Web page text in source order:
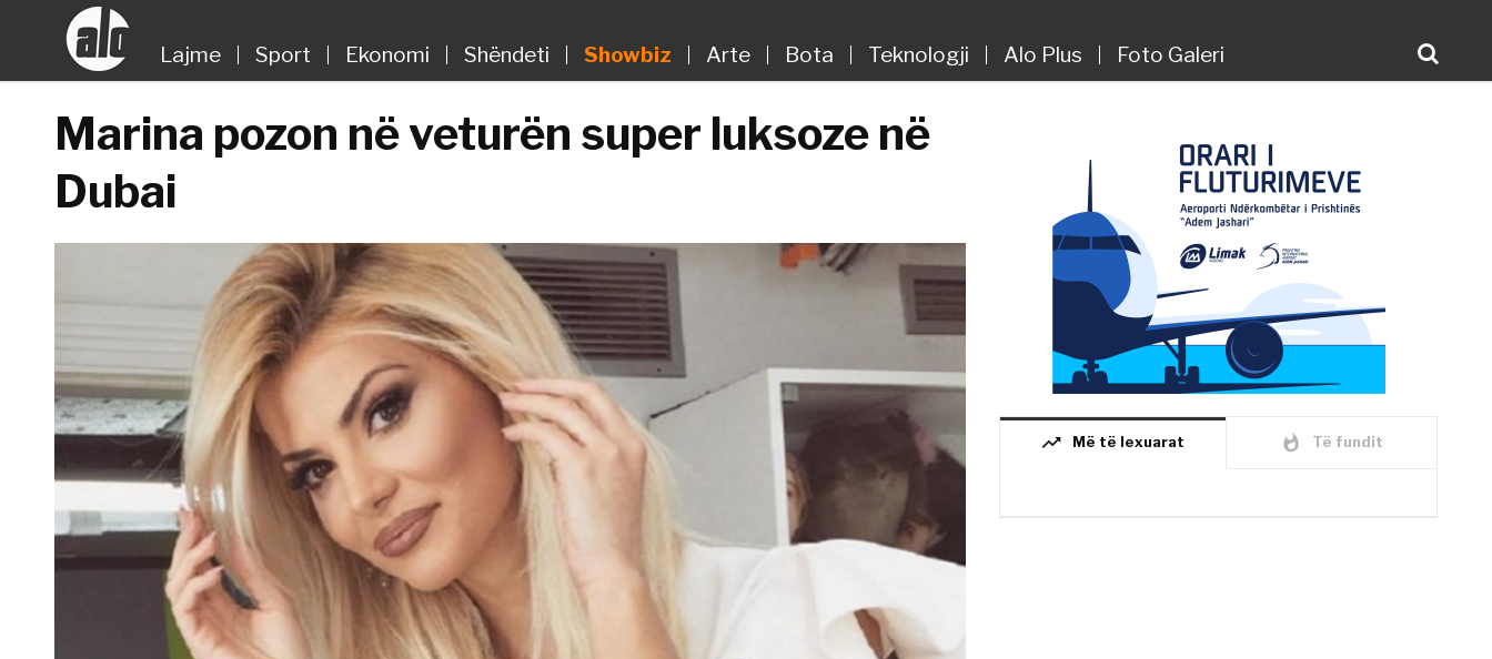
Lajme Sport Ekonomi Shëndeti Showbiz Arte Bota Teknologji Alo Plus Foto Galeri
Marina pozon në veturën super luksoze në
Dubai
trending_up Më të lexuarat whatshot Të fundit